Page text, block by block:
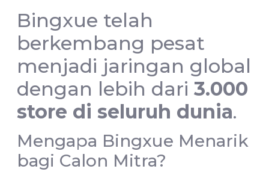
Bingxue telah
berkembang pesat
menjadi jaringan global
dengan lebih dari 3.000
store di seluruh dunia.
Mengapa Bingxue Menarik
bagi Calon Mitra?